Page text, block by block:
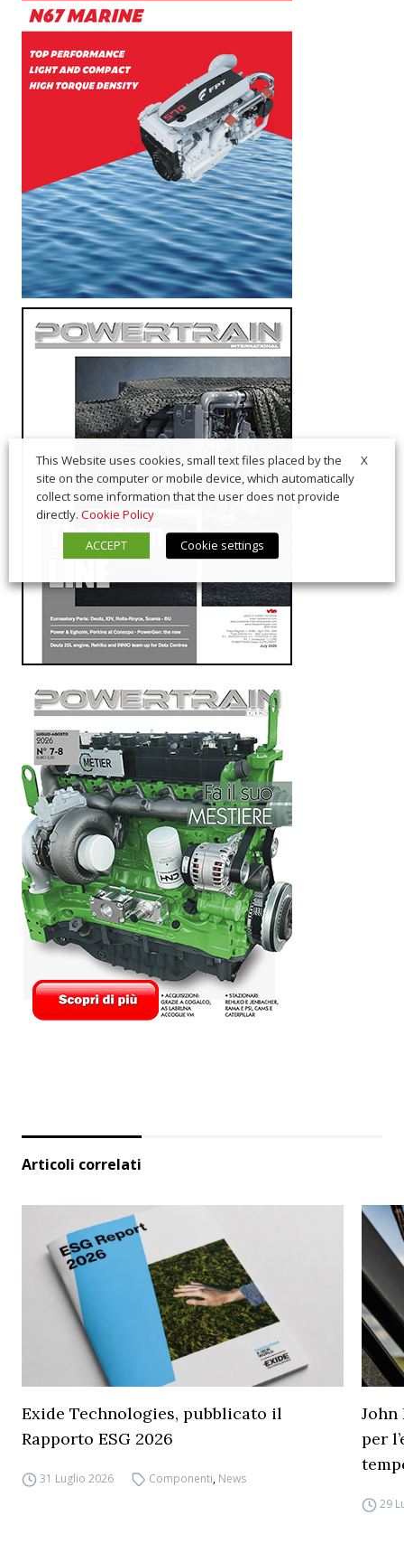
Articoli correlati
Exide Technologies, pubblicato il
Rapporto ESG 2026
31 Luglio 2026 Componenti, News
John
per
29
X
This Website uses cookies, small text files placed by the
site on the computer or mobile device, which automatically
collect some information that the user does not provide
directly. Cookie Policy
ACCEPT
Cookie settings